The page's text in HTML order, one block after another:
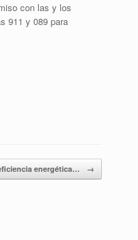
con las y los
911 y 089 para
energética… →